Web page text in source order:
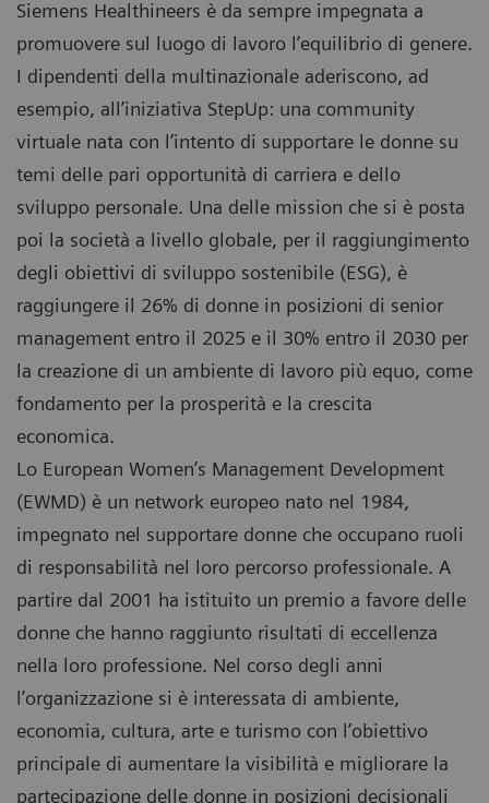
Siemens Healthineers è da sempre impegnata a
promuovere sul luogo di lavoro l’equilibrio di genere.
I dipendenti della multinazionale aderiscono, ad
esempio, all’iniziativa StepUp: una community
virtuale nata con l’intento di supportare le donne su
temi delle pari opportunità di carriera e dello
sviluppo personale. Una delle mission che si è posta
poi la società a livello globale, per il raggiungimento
degli obiettivi di sviluppo sostenibile (ESG), è
raggiungere il 26% di donne in posizioni di senior
management entro il 2025 e il 30% entro il 2030 per
la creazione di un ambiente di lavoro più equo, come
fondamento per la prosperità e la crescita
economica.
Lo European Women’s Management Development
(EWMD) è un network europeo nato nel 1984,
impegnato nel supportare donne che occupano ruoli
di responsabilità nel loro percorso professionale. A
partire dal 2001 ha istituito un premio a favore delle
donne che hanno raggiunto risultati di eccellenza
nella loro professione. Nel corso degli anni
l’organizzazione si è interessata di ambiente,
economia, cultura, arte e turismo con l’obiettivo
principale di aumentare la visibilità e migliorare la
partecipazione delle donne in posizioni decisionali